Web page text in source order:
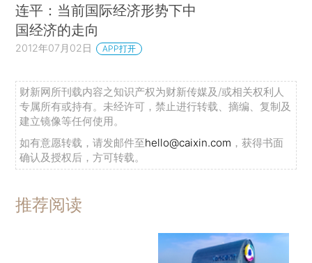
连平：当前国际经济形势下中
国经济的走向
2012年07月02日 APP打开
财新网所刊载内容之知识产权为财新传媒及/或相关权利人
专属所有或持有。未经许可，禁止进行转载、摘编、复制及
建立镜像等任何使用。
如有意愿转载，请发邮件至hello@caixin.com ，获得书面
确认及授权后，方可转载。
推荐阅读